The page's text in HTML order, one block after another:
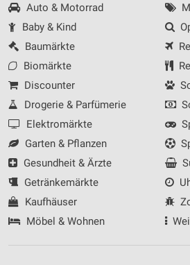
Auto & Motorrad
Baby & Kind
Baumärkte
Biomärkte
Discounter
Drogerie & Parfümerie
Elektromärkte
Garten & Pflanzen
Gesundheit & Ärzte
Getränkemärkte
Kaufhäuser
Möbel & Wohnen